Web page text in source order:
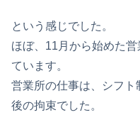
という感じでした。
ほぼ、11月から始めた
ています。
営業所の仕事は、シフ
後の拘束でした。